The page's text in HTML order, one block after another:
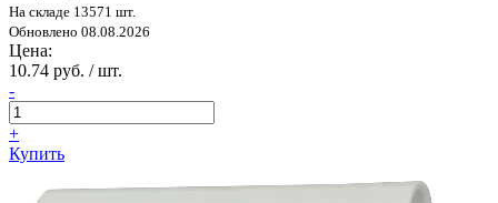
На складе 13571 шт.
Обновлено 08.08.2026
Цена:
10.74 руб. / шт.
-
+
Купить